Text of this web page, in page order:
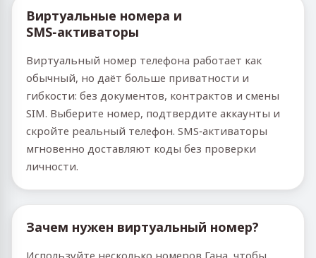
Виртуальные номера и
SMS‑активаторы
Виртуальный номер телефона работает как
обычный, но даёт больше приватности и
гибкости: без документов, контрактов и смены
SIM. Выберите номер, подтвердите аккаунты и
скройте реальный телефон. SMS‑активаторы
мгновенно доставляют коды без проверки
личности.
Зачем нужен виртуальный номер?
Используйте несколько номеров Гана, чтобы